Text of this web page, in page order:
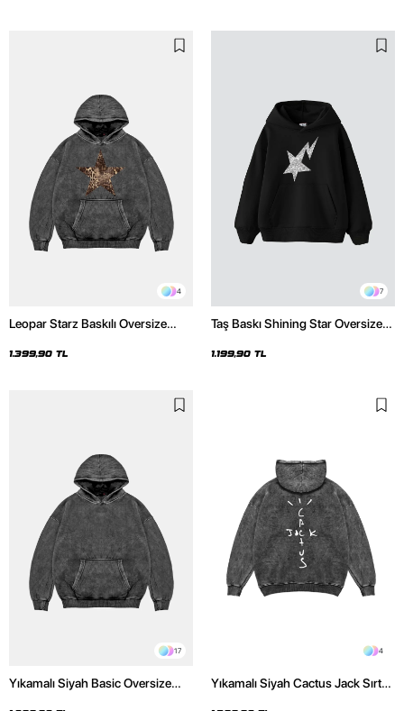
4
Leopar Starz Baskılı Oversize
Hoodie
1.399,90 TL
7
Taş Baskı Shining Star Oversize
1.199,90 TL
17
Yıkamalı Siyah Basic Oversize
4
Yıkamalı Siyah Cactus Jack Sırt